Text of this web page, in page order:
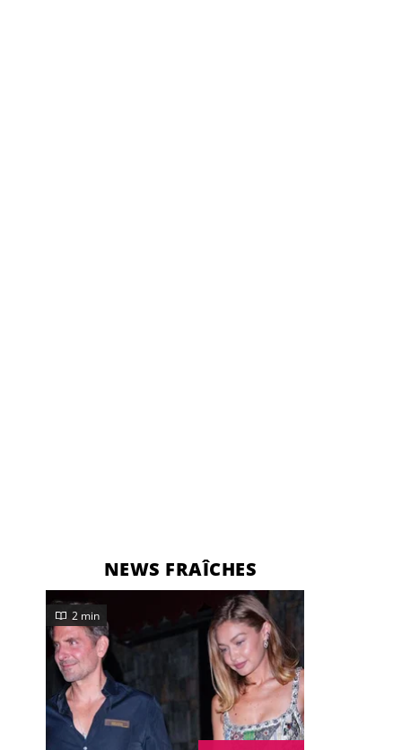
NEWS FRAÎCHES
2 min